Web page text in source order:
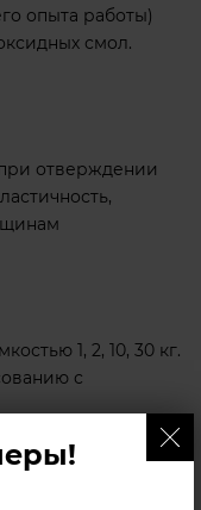
опыта работы)
смол.
отверждении
1, 2, 10, 30 кг.
с
хранения​: